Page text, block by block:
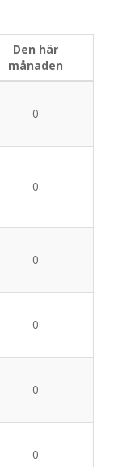
Den här
månaden
0
0
0
0
0
0